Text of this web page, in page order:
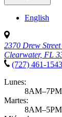
English
2370 Drew
Clearwater, FL
(727) 461-1543
Lunes:
8AM–7PM
Martes:
8AM–5PM